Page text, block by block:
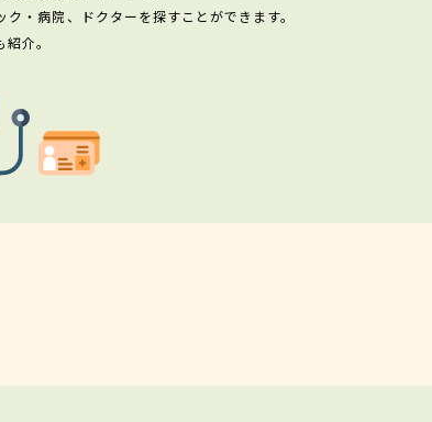
・病院、ドクターを探すことができます。
介。